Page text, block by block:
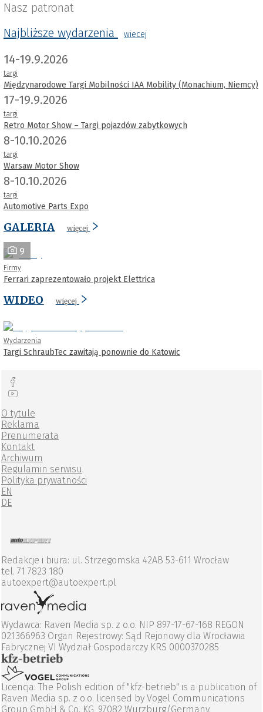
Nasz patronat
Najbliższe wydarzenia
wiecej
14-19.9.2026
targi
Międzynarodowe Targi Mobilności IAA Mobility (Monachium, Niemcy)
17-19.9.2026
targi
Retro Motor Show – Targi pojazdów zabytkowych
8-10.10.2026
targi
Warsaw Motor Show
8-10.10.2026
targi
Automotive Parts Expo
GALERIA więcej
9
Firmy
Ferrari zaprezentowało projekt Elettrica
WIDEO więcej
Wydarzenia
Targi SchraubTec zawitają ponownie do Katowic
O tytule
Reklama
Prenumerata
Kontakt
Archiwum
Regulamin serwisu
Polityka prywatności
EN
DE
Redakcje i biura: ul. Strzegomska 42AB 53-611 Wrocław
tel. 71 7823 180
autoexpert@autoexpert.pl
Wydawca: Raven Media sp. z o.o. NIP 897-17-67-168 REGON
021366963 Organ Rejestrowy: Sąd Rejonowy dla Wrocławia
Fabrycznej VI Wydział Gospodarczy KRS 0000370285
Licencja: The Polish edition of "kfz-betrieb" is a publication of
Raven Media sp. z o.o. licensed by Vogel Communications
Group GmbH & Co. KG, 97082 Wurzburg/Germany.